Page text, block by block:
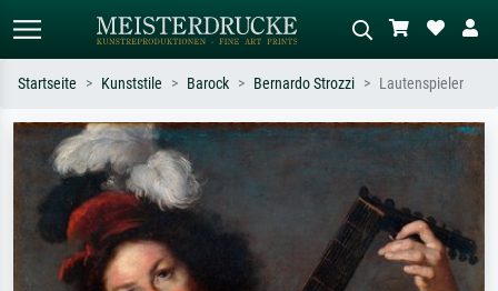
Standardsuche KI-Bildersuche
Suchen Sie nach Künstlern, Werktiteln
oder Stilen – z.B. Monet,
Sternennacht, Impressionismus, Welle
Hokusai, Akt.
Wiese, Abstrakt mit viel Rot, Dunkles
Ölgemälde, Stehender Akt neben einem
Baum.
Startseite Kunststile Barock Bernardo Strozzi Lautenspieler